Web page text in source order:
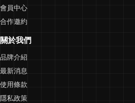
會員中心
合作邀約
關於我們
品牌介紹
最新消息
使用條款
隱私政策